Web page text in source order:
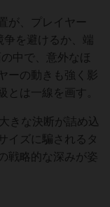
が、プレイヤー
争を避けるか、端
中で、意外なほ
ーの動きも強く影
とは一線を画す。
きな決断が詰め込
イズに騙されるタ
戦略的な深みが姿